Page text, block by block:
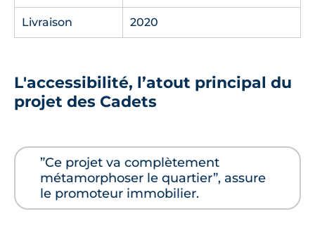
Livraison 2020
L'accessibilité, l’atout principal du
projet des Cadets
”Ce projet va complètement
métamorphoser le quartier”, assure
le promoteur immobilier.